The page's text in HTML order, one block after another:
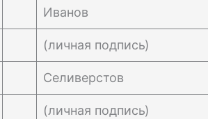
Иванов
(личная подпись)
Селиверстов
(личная подпись)